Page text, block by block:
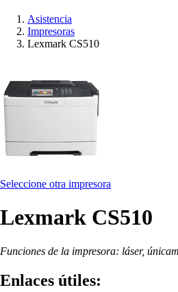
Asistencia
Impresoras
Lexmark CS510
Seleccione otra impresora
Lexmark CS510
Funciones de la impresora: láser,
Enlaces útiles: